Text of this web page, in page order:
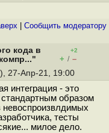
Cообщить модератору
кода в
+2
+ / –
27-Апр-21, 19:00
интеграция - это
образом
невоспроизвлдимых
тесты
милое дело.